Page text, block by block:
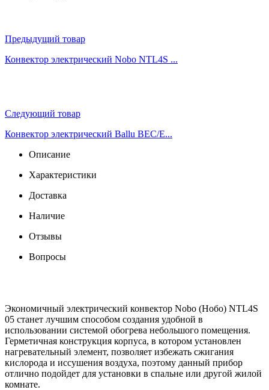
Предыдущий товар
Конвектор электрический Nobo NTL4S ...
Следующий товар
Конвектор электрический Ballu BEC/E...
Описание
Характеристики
Доставка
Наличие
Отзывы
Вопросы
Экономичный электрический конвектор Nobo (Нобо) NTL4S
05 станет лучшим способом создания удобной в
использовании системой обогрева небольшого помещения.
Герметичная конструкция корпуса, в котором установлен
нагревательный элемент, позволяет избежать сжигания
кислорода и иссушения воздуха, поэтому данный прибор
отлично подойдет для установки в спальне или другой жилой
комнате.